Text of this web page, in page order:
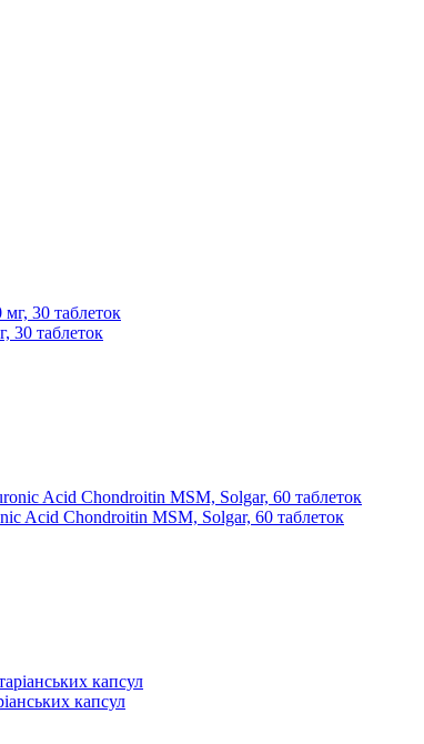
30 таблеток
Acid Chondroitin MSM, Solgar, 60 таблеток
капсул